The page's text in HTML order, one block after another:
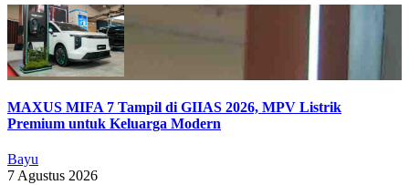
MAXUS MIFA 7 Tampil di GIIAS 2026, MPV Listrik
Premium untuk Keluarga Modern
Bayu
7 Agustus 2026